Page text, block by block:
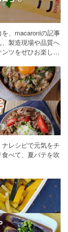
、macaroniの記事
製造現場や品質へ
ツをぜひお楽しみ
レシピで元気をチ
べて、夏バテを吹